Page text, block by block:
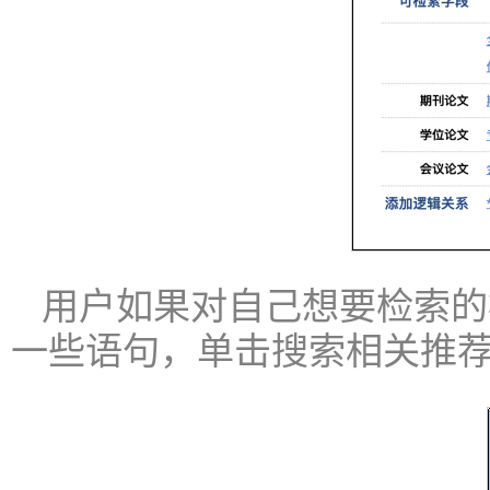
用户如果对自己想要检索
一些语句，单击搜索相关推